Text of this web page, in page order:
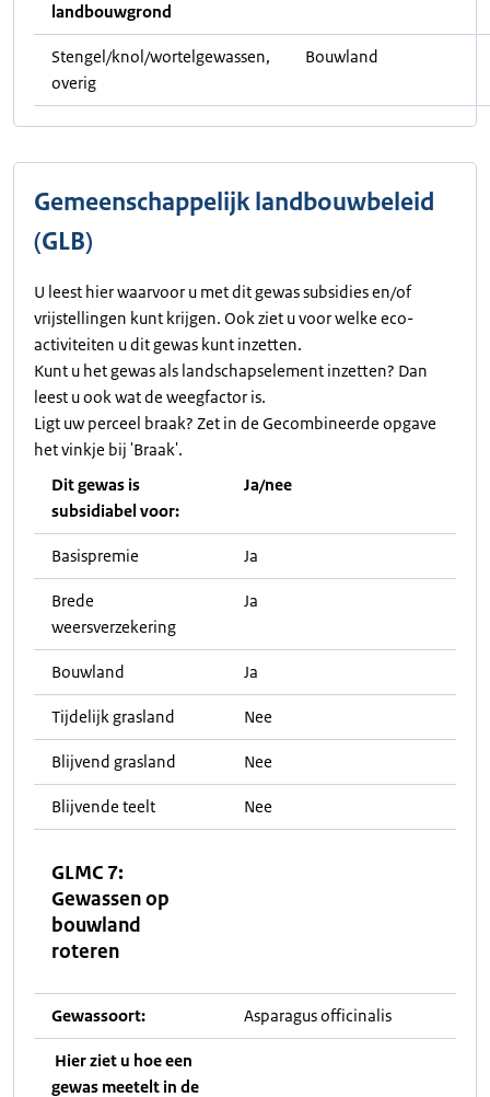
landbouwgrond
Stengel/knol/wortelgewassen,
overig
Bouwland
Gemeenschappelijk landbouwbeleid
(GLB)
U leest hier waarvoor u met dit gewas subsidies en/of
vrijstellingen kunt krijgen. Ook ziet u voor welke eco-
activiteiten u dit gewas kunt inzetten.
Kunt u het gewas als landschapselement inzetten? Dan
leest u ook wat de weegfactor is.
Ligt uw perceel braak? Zet in de Gecombineerde opgave
het vinkje bij 'Braak'.
Dit gewas is
subsidiabel voor:
Ja/nee
Basispremie Ja
Brede
weersverzekering
Ja
Bouwland Ja
Tijdelijk grasland Nee
Blijvend grasland Nee
Blijvende teelt Nee
GLMC 7:
Gewassen op
bouwland
roteren
Gewassoort: Asparagus officinalis
Hier ziet u hoe een
gewas meetelt in de